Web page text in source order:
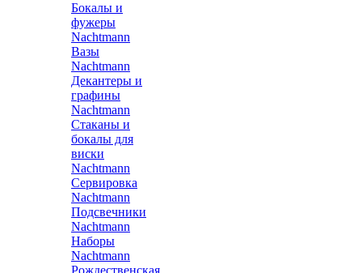
Бокалы и
фужеры
Nachtmann
Вазы
Nachtmann
Декантеры и
графины
Nachtmann
Стаканы и
бокалы для
виски
Nachtmann
Сервировка
Nachtmann
Подсвечники
Nachtmann
Наборы
Nachtmann
Рождественская